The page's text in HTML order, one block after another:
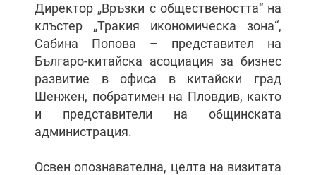
Директор „Връзки с обществеността“ на
клъстер „Тракия икономическа зона“,
Сабина Попова – представител на
Българо-китайска асоциация за бизнес
развитие в офиса в китайски град
Шенжен, побратимен на Пловдив, както
и представители на общинската
администрация.
Освен опознавателна, целта на визитата